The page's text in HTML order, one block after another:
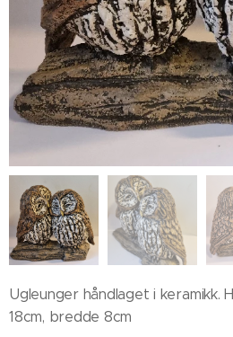
Ugleunger håndlaget i keramikk.
18cm, bredde 8cm